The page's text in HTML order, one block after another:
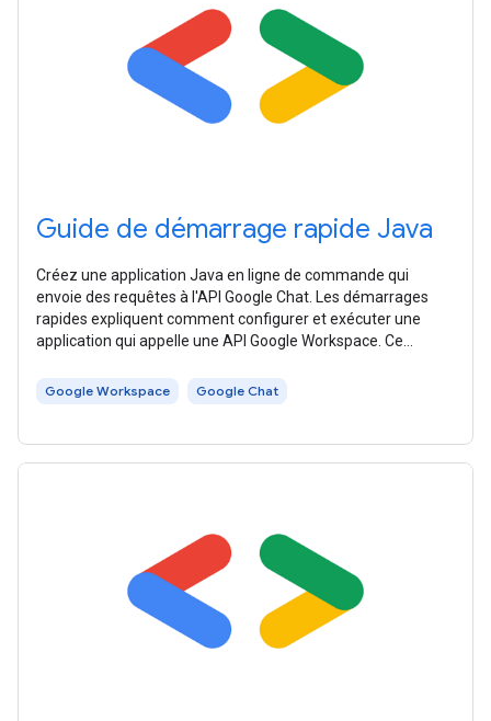
Guide de démarrage rapide Java
Créez une application Java en ligne de commande qui
envoie des requêtes à l'API Google Chat. Les démarrages
rapides expliquent comment configurer et exécuter une
application qui appelle une API Google Workspace. Ce
Google Workspace Google Chat